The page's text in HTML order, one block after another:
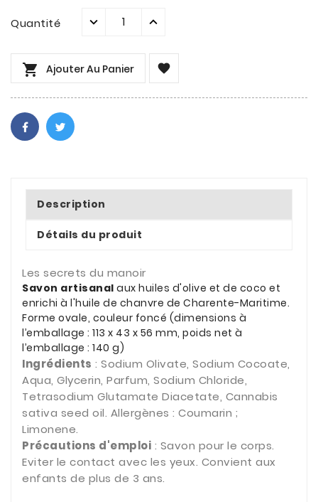
Quantité
 Ajouter Au Panier 
Description
Détails du produit
Les secrets du manoir
Savon artisanal aux huiles d'olive et de coco et
enrichi à l'huile de chanvre de Charente-Maritime.
Forme ovale, couleur foncé (dimensions à
l’emballage : 113 x 43 x 56 mm, poids net à
l’emballage : 140 g)
Ingrédients : Sodium Olivate, Sodium Cocoate,
Aqua, Glycerin, Parfum, Sodium Chloride,
Tetrasodium Glutamate Diacetate, Cannabis
sativa seed oil. Allergènes : Coumarin ;
Limonene.
Précautions d'emploi : Savon pour le corps.
Eviter le contact avec les yeux. Convient aux
enfants de plus de 3 ans.